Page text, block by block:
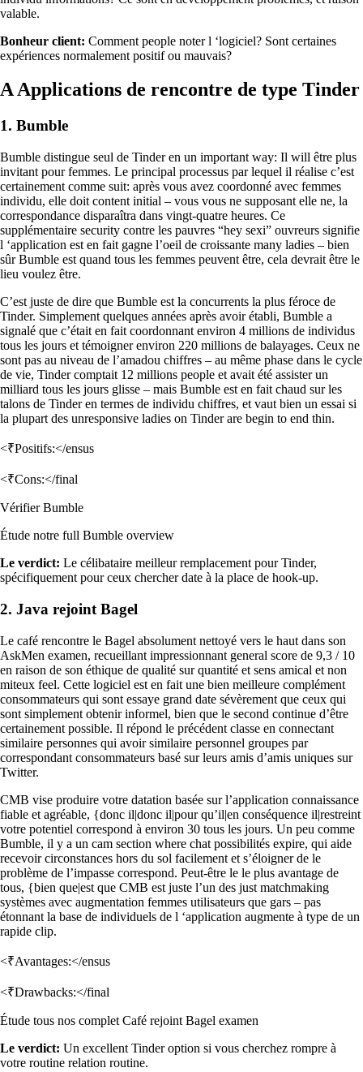
valable.
Bonheur client: Comment people noter l ‘logiciel? Sont certaines
expériences normalement positif ou mauvais?
A Applications de rencontre de type Tinder
1. Bumble
Bumble distingue seul de Tinder en un important way: Il will être plus
invitant pour femmes. Le principal processus par lequel il réalise c’est
certainement comme suit: après vous avez coordonné avec femmes
individu, elle doit content initial – vous vous ne supposant elle ne, la
correspondance disparaîtra dans vingt-quatre heures. Ce
supplémentaire security contre les pauvres “hey sexi” ouvreurs signifie
l ‘application est en fait gagne l’oeil de croissante many ladies – bien
sûr Bumble est quand tous les femmes peuvent être, cela devrait être le
lieu voulez être.
C’est juste de dire que Bumble est la concurrents la plus féroce de
Tinder. Simplement quelques années après avoir établi, Bumble a
signalé que c’était en fait coordonnant environ 4 millions de individus
tous les jours et témoigner environ 220 millions de balayages. Ceux ne
sont pas au niveau de l’amadou chiffres – au même phase dans le cycle
de vie, Tinder comptait 12 millions people et avait été assister un
milliard tous les jours glisse – mais Bumble est en fait chaud sur les
talons de Tinder en termes de individu chiffres, et vaut bien un essai si
la plupart des unresponsive ladies on Tinder are begin to end thin.
<₹Positifs:</ensus
<₹Cons:</final
Vérifier Bumble
Étude notre full Bumble overview
Le verdict: Le célibataire meilleur remplacement pour Tinder,
spécifiquement pour ceux chercher date à la place de hook-up.
2. Java rejoint Bagel
Le café rencontre le Bagel absolument nettoyé vers le haut dans son
AskMen examen, recueillant impressionnant general score de 9,3 / 10
en raison de son éthique de qualité sur quantité et sens amical et non
miteux feel. Cette logiciel est en fait une bien meilleure complément
consommateurs qui sont essaye grand date sévèrement que ceux qui
sont simplement obtenir informel, bien que le second continue d’être
certainement possible. Il répond le précédent classe en connectant
similaire personnes qui avoir similaire personnel groupes par
correspondant consommateurs basé sur leurs amis d’amis uniques sur
Twitter.
CMB vise produire votre datation basée sur l’application connaissance
fiable et agréable, {donc il|donc il|pour qu’il|en conséquence il|restreint
votre potentiel correspond à environ 30 tous les jours. Un peu comme
Bumble, il y a un cam section where chat possibilités expire, qui aide
recevoir circonstances hors du sol facilement et s’éloigner de le
problème de l’impasse correspond. Peut-être le le plus avantage de
tous, {bien que|est que CMB est juste l’un des just matchmaking
systèmes avec augmentation femmes utilisateurs que gars – pas
étonnant la base de individuels de l ‘application augmente à type de un
rapide clip.
<₹Avantages:</ensus
<₹Drawbacks:</final
Étude tous nos complet Café rejoint Bagel examen
Le verdict: Un excellent Tinder option si vous cherchez rompre à
votre routine relation routine.